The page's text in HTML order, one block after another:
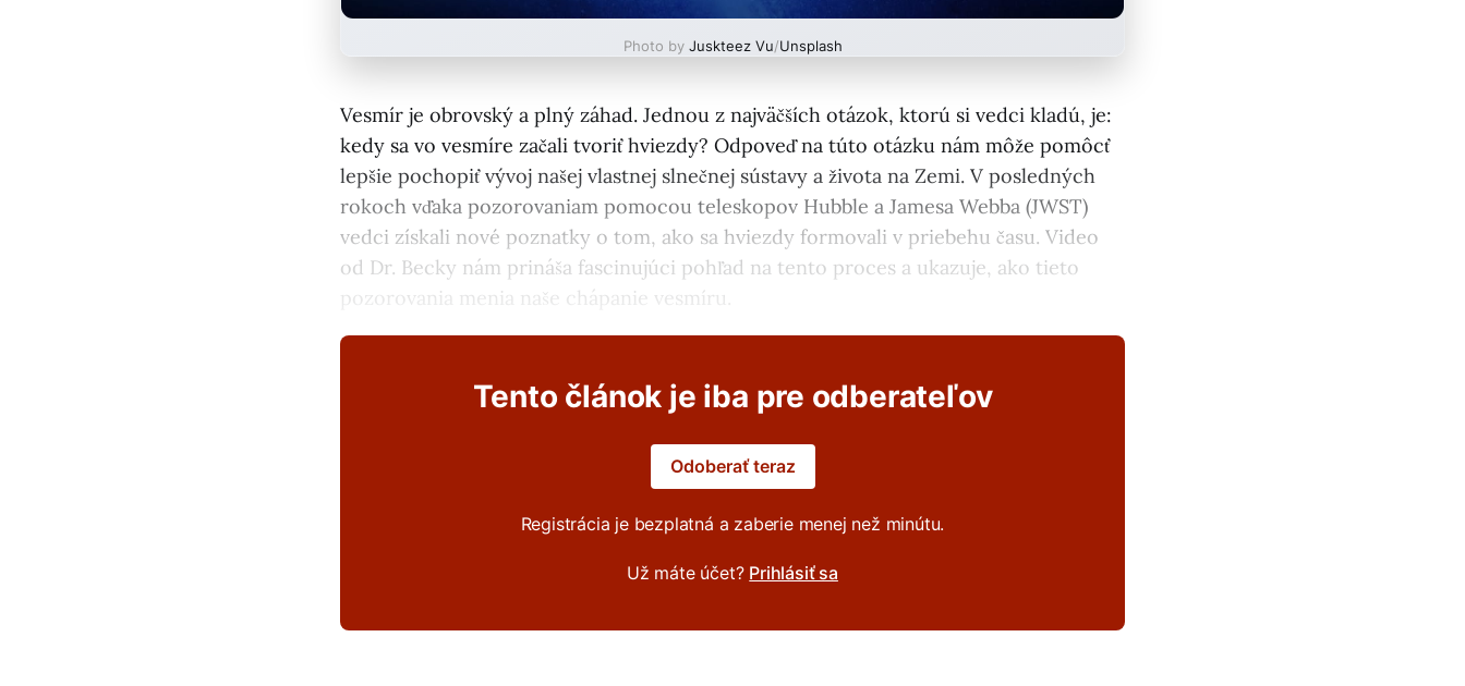
Photo by Juskteez Vu/Unsplash
Vesmír je obrovský a plný záhad. Jednou z najväčších otázok, ktorú si vedci kladú, je:
kedy sa vo vesmíre začali tvoriť hviezdy? Odpoveď na túto otázku nám môže pomôcť
lepšie pochopiť vývoj našej vlastnej slnečnej sústavy a života na Zemi. V posledných
rokoch vďaka pozorovaniam pomocou teleskopov Hubble a Jamesa Webba (JWST)
vedci získali nové poznatky o tom, ako sa hviezdy formovali v priebehu času. Video
od Dr. Becky nám prináša fascinujúci pohľad na tento proces a ukazuje, ako tieto
pozorovania menia naše chápanie vesmíru.
Tento článok je iba pre odberateľov
Odoberať teraz
Registrácia je bezplatná a zaberie menej než minútu.
Už máte účet? Prihlásiť sa